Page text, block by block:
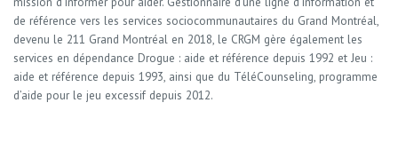
de référence vers les services sociocommunautaires du Grand Montréal,
devenu le 211 Grand Montréal en 2018, le CRGM gère également les
services en dépendance Drogue : aide et référence depuis 1992 et Jeu :
aide et référence depuis 1993, ainsi que du TéléCounseling, programme
d’aide pour le jeu excessif depuis 2012.